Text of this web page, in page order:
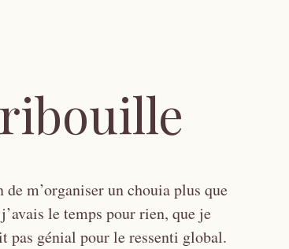
m’organiser un chouia plus que
le temps pour rien, que je
pas génial pour le ressenti global.